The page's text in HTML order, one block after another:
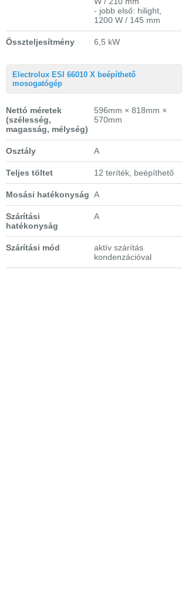
- jobb első: hilight,
1200 W / 145 mm
Összteljesítmény 6,5 kW
Electrolux ESI 66010 X beépíthető
mosogatógép
Nettó méretek
(szélesség,
magasság, mélység)
596mm × 818mm ×
570mm
Osztály A
Teljes töltet 12 teríték, beépíthető
Mosási hatékonyság A
Szárítási
hatékonyság
A
Szárítási mód
aktív szárítás
kondenzációval